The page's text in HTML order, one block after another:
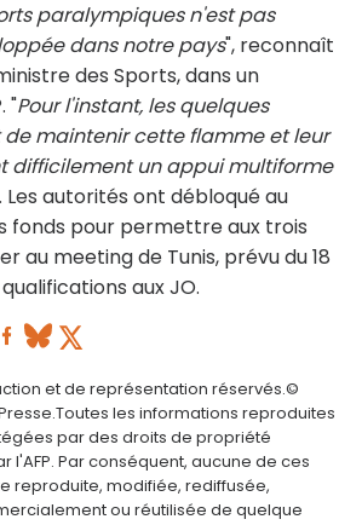
paralympiques n'est pas
dans notre pays", reconnaît
des Sports, dans un
"Pour l'instant, les quelques
maintenir cette flamme et leur
difficilement un appui multiforme
Les autorités ont débloqué au
fonds pour permettre aux trois
au meeting de Tunis, prévu du 18
aux JO.
et de représentation réservés.©
les informations reproduites
par des droits de propriété
l'AFP. Par conséquent, aucune de ces
reproduite, modifiée, rediffusée,
ou réutilisée de quelque